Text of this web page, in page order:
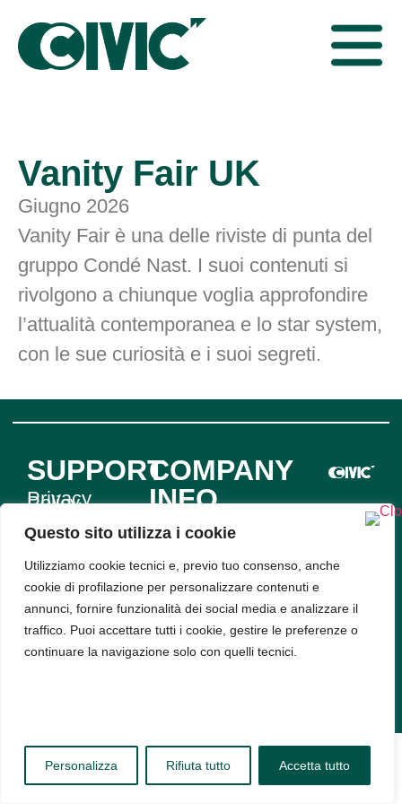
Questo sito utilizza i cookie
Utilizziamo cookie tecnici e, previo tuo consenso, anche
cookie di profilazione per personalizzare contenuti e
annunci, fornire funzionalità dei social media e analizzare il
traffico. Puoi accettare tutti i cookie, gestire le preferenze o
continuare la navigazione solo con quelli tecnici.
Personalizza Rifiuta tutto Accetta tutto
Vanity Fair UK
Giugno 2026
Vanity Fair è una delle riviste di punta del
gruppo Condé Nast. I suoi contenuti si
rivolgono a chiunque voglia approfondire
l’attualità contemporanea e lo star system,
con le sue curiosità e i suoi segreti.
SUPPORT
Privacy
Policy
Cookie
Policy
COMPANY
INFO
Bud srl, Via
20123,
Milano -
PIVA
11314520963